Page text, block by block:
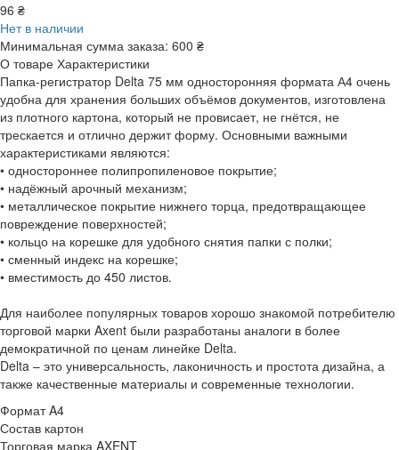
96 ₴
Нет в наличии
Минимальная сумма заказа: 600 ₴
О товаре Характеристики
Папка-регистратор Delta 75 мм односторонняя формата А4 очень
удобна для хранения больших объёмов документов, изготовлена
из плотного картона, который не провисает, не гнётся, не
трескается и отлично держит форму. Основными важными
характеристиками являются:
• одностороннее полипропиленовое покрытие;
• надёжный арочный механизм;
• металлическое покрытие нижнего торца, предотвращающее
повреждение поверхностей;
• кольцо на корешке для удобного снятия папки с полки;
• сменный индекс на корешке;
• вместимость до 450 листов.
Для наиболее популярных товаров хорошо знакомой потребителю
торговой марки Axent были разработаны аналоги в более
демократичной по ценам линейке Delta.
Delta – это универсальность, лаконичность и простота дизайна, а
также качественные материалы и современные технологии.
Формат A4
Состав картон
Торговая марка AXENT